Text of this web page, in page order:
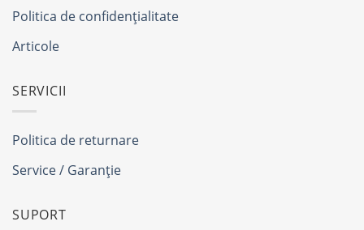
Politica de confidențialitate
Articole
SERVICII
Politica de returnare
Service / Garanție
SUPORT